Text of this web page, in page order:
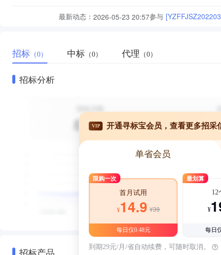
最新动态： 2026-05-23 20:57参与
招标 （0） 中标 （0） 代理 （0）
招标分析
招标产品
VIP 开通寻标宝会员，查看更多招采
单省会员
限购一次
首月试用
¥14.9 ¥39
每日仅0.48元
最划算
12
¥
每日
到期29元/月/省自动续费，可随时取消。